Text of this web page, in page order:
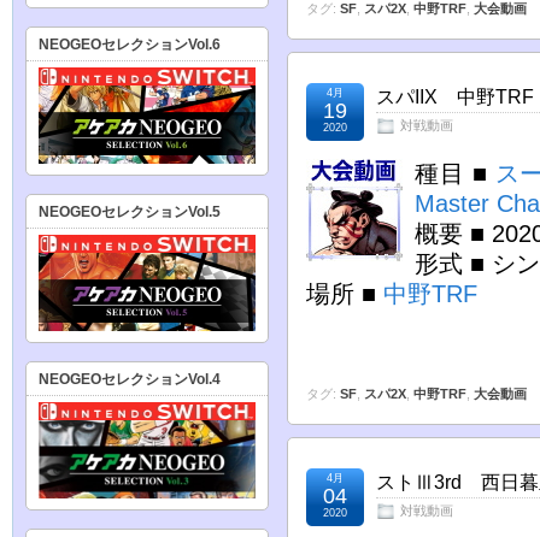
タグ: SF スパ2X 中野TRF 大会動画
スパIIX 中野
対戦動画
4月
19
2020
種目 ■ ス
Master
概要 ■
形式 ■ シ
場所 ■ 中野TRF
タグ: SF スパ2X 中野TRF 大会動画
ストⅢ3rd 西日
対戦動画
4月
04
2020
NEOGEOセレクションVol.6
NEOGEOセレクションVol.5
NEOGEOセレクションVol.4